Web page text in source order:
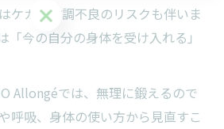
ケガや体調不良のリスクも伴いま
「今の自分の身体を受け入れる」
Allongéでは、無理に鍛えるので
呼吸、身体の使い方から見直すこ
い合わせはこちら